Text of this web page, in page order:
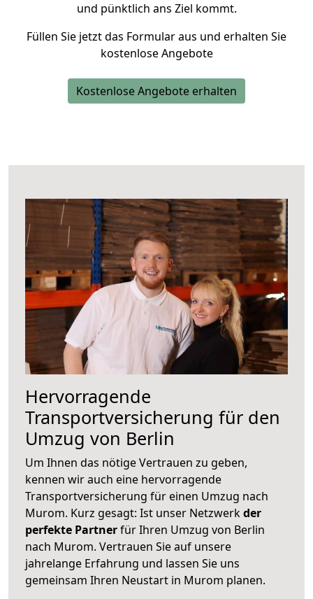
und pünktlich ans Ziel kommt.
Füllen Sie jetzt das Formular aus und erhalten Sie
kostenlose Angebote
Kostenlose Angebote erhalten
Hervorragende
Transportversicherung für den
Umzug von Berlin
Um Ihnen das nötige Vertrauen zu geben,
kennen wir auch eine hervorragende
Transportversicherung für einen Umzug nach
Murom. Kurz gesagt: Ist unser Netzwerkder
perfekte Partnerfür Ihren Umzug von Berlin
nach Murom. Vertrauen Sie auf unsere
jahrelange Erfahrung und lassen Sie uns
gemeinsam Ihren Neustart in Murom planen.